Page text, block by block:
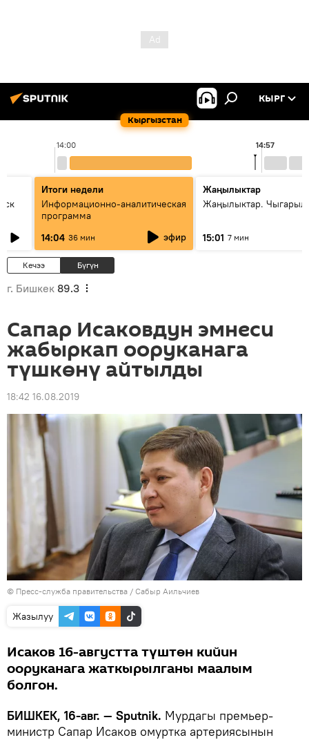
Кыргызстан
КЫРГ
14:00 14:57
Итоги недели
Информационно-аналитическая
программа
14:04 36 мин эфир
Жаңылыктар
Жаңылыктар.
15:01 7 мин
Кечээ Бүгүн
г. Бишкек 89.3
Сапар Исаковдун эмнеси
жабыркап ооруканага
түшкөнү айтылды
18:42 16.08.2019
© Пресс-служба правительства / Сабыр Аильчиев
Жазылуу
Исаков 16-августта түштөн кийин
ооруканага жаткырылганы маалым
болгон.
БИШКЕК, 16-авг. — Sputnik. Мурдагы премьер-
министр Сапар Исаков омуртка артериясынын